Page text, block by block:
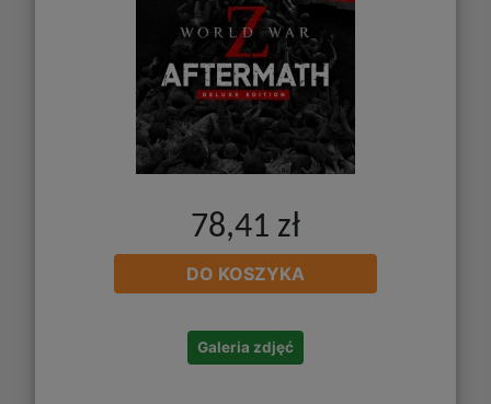
78,41 zł
DO KOSZYKA
Galeria zdjęć